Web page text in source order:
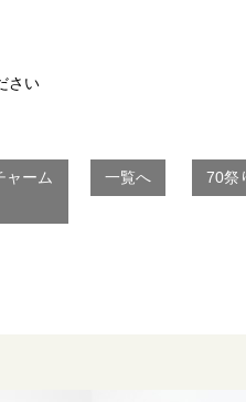
さい
ャーム
一覧へ 70祭